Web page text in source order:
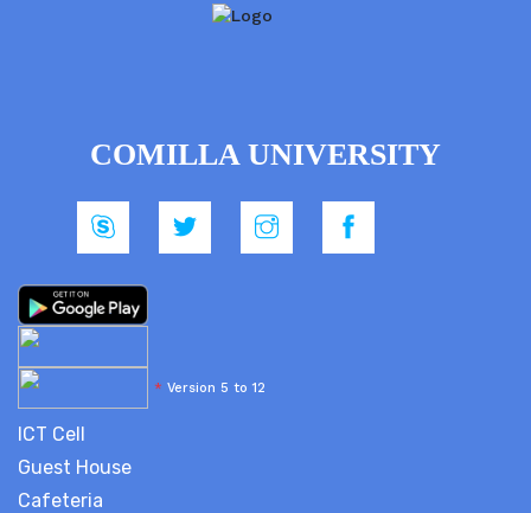
COMILLA UNIVERSITY
* Version 5 to 12
ICT Cell
Guest House
Cafeteria